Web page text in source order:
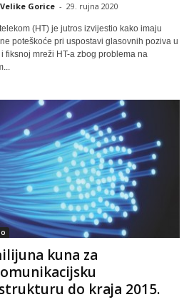
Gorice - 29. rujna 2020
(HT) je jutros izvijestio kako imaju
poteškoće pri uspostavi glasovnih poziva u
fiksnoj mreži HT-a zbog problema na
kuna za
do kraja 2015.